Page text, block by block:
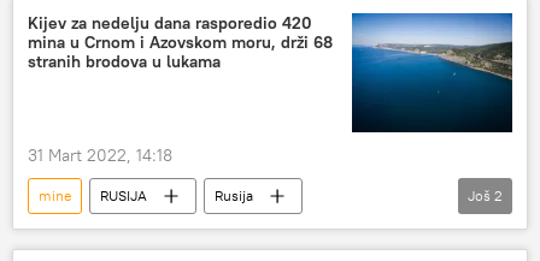
Ukrajina
zamka
Kijev za nedelju dana rasporedio 420
mina u Crnom i Azovskom moru, drži 68
stranih brodova u lukama
31 Mart 2022, 14:18
mine RUSIJA
Rusija
Specijalna operacija u Ukrajini
luke
Još 2